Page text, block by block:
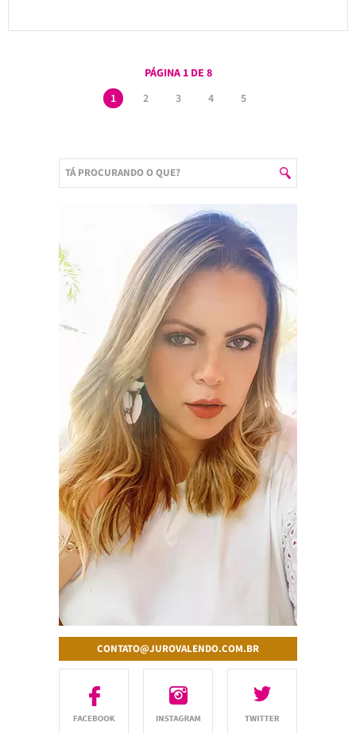
PÁGINA 1 DE 8
1
2 3 4 5
CONTATO@JUROVALENDO.COM.BR